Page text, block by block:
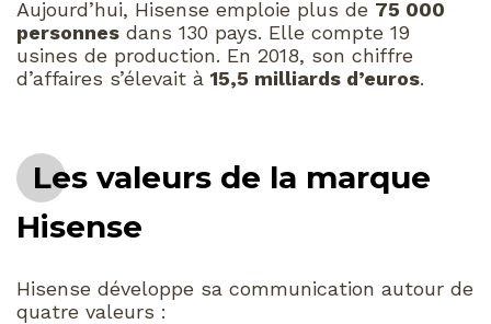
Aujourd’hui, Hisense emploie plus de 75 000
personnes dans 130 pays. Elle compte 19
usines de production. En 2018, son chiffre
d’affaires s’élevait à 15,5 milliards d’euros.
Les valeurs de la marque
Hisense
Hisense développe sa communication autour de
quatre valeurs :